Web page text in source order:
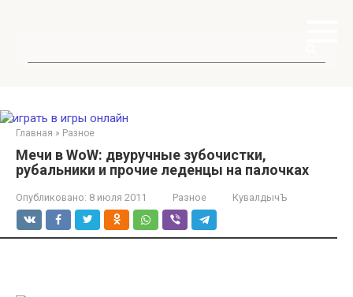
Главная » Разное
Мечи в WoW: двуручные зубочистки,
рубальники и прочие леденцы на палочках
Опубликовано: 8 июля 2011 Разное КувалдычЪ